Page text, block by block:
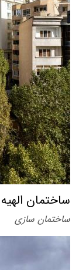
ساختمان الهیه
ساختمان سازی